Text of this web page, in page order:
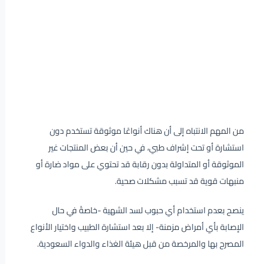
من المهم الانتباه إلى أن هناك أنواعًا موثوقة تستخدم دون
استشارة أو تحت إشراف طبي، في حين أن بعض المنتجات غير
الموثوقة أو المتداولة بدون رقابة قد تحتوي على مواد ضارة أو
منبهات قوية قد تسبب مشكلات صحية.
ينصح بعدم استخدام أي حبوب لسد الشهية -خاصةً في حال
الإصابة بأي أمراض مزمنة- إلا بعد استشارة الطبيب واختيار الأنواع
المصرح بها والمرخصة من قبل هيئة الغذاء والدواء السعودية.